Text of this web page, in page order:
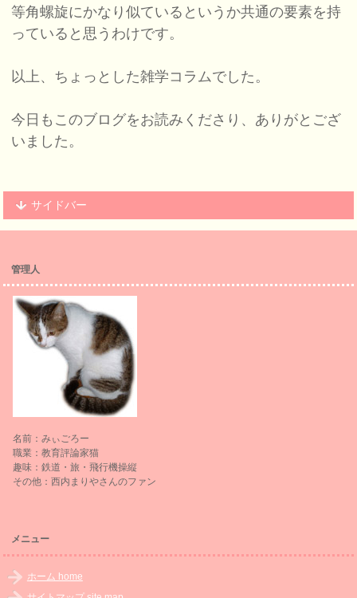
等角螺旋にかなり似ているというか共通の要素を持
っていると思うわけです。
以上、ちょっとした雑学コラムでした。
今日もこのブログをお読みくださり、ありがとござ
いました。
サイドバー
管理人
名前：みぃごろー
職業：教育評論家猫
趣味：鉄道・旅・飛行機操縦
その他：西内まりやさんのファン
メニュー
ホーム home